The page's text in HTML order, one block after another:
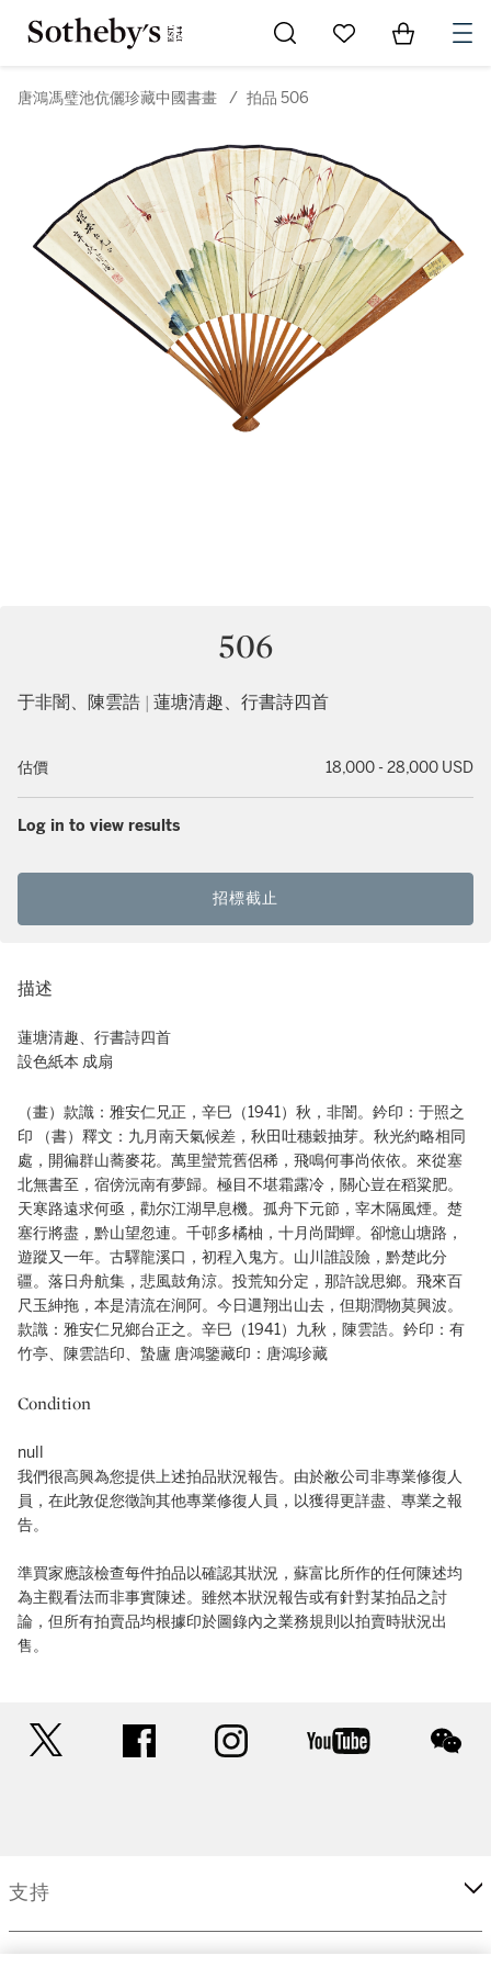
Go to My Favorites
Items in
唐鴻馮璧池伉儷珍藏中國書畫 / 拍品 506
506
于非闇、陳雲誥 | 蓮塘清趣、行書詩四首
估價 18,000 - 28,000 USD
Log in to view results
招標截止
描述
蓮塘清趣、行書詩四首
設色紙本 成扇
（畫）款識：雅安仁兄正，辛巳（1941）秋，非闇。鈐印：于照之
印 （書）釋文：九月南天氣候差，秋田吐穗穀抽芽。秋光約略相同
處，開徧群山蕎麥花。萬里蠻荒舊侶稀，飛鳴何事尚依依。來從塞
北無書至，宿傍沅南有夢歸。極目不堪霜露冷，關心豈在稻粱肥。
天寒路遠求何亟，勸尔江湖早息機。孤舟下元節，宰木隔風煙。楚
塞行將盡，黔山望忽連。千邨多橘柚，十月尚聞蟬。卻憶山塘路，
遊蹤又一年。古驛龍溪口，初程入鬼方。山川誰設險，黔楚此分
疆。落日舟航集，悲風鼓角涼。投荒知分定，那許說思鄉。飛來百
尺玉紳拖，本是清流在涧阿。今日逥翔出山去，但期潤物莫興波。
款識：雅安仁兄鄉台正之。辛巳（1941）九秋，陳雲誥。鈐印：有
竹亭、陳雲誥印、蟄廬 唐鴻鑒藏印：唐鴻珍藏
Condition
null
我們很高興為您提供上述拍品狀況報告。由於敝公司非專業修復人
員，在此敦促您徵詢其他專業修復人員，以獲得更詳盡、專業之報
告。
準買家應該檢查每件拍品以確認其狀況，蘇富比所作的任何陳述均
為主觀看法而非事實陳述。雖然本狀況報告或有針對某拍品之討
論，但所有拍賣品均根據印於圖錄內之業務規則以拍賣時狀況出
售。
facebook instagram youtube
支持